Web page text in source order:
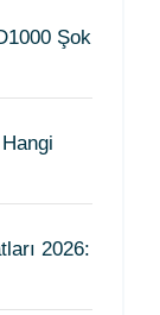
Şok
2026: